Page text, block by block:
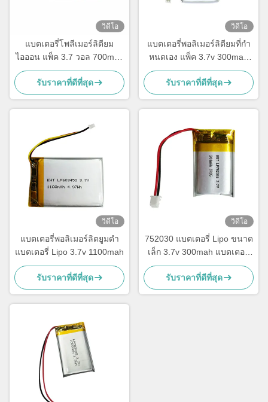
วิดีโอ
แบตเตอรี่โพลีเมอร์ลิตียม
ไอออน แพ็ค 3.7 วอล 700mah
แบตเตอรี่ LP423450
รับราคาที่ดีที่สุด
วิดีโอ
แบตเตอรี่พอลิเมอร์ลิตียมที่กํา
หนดเอง แพ็ค 3.7v 300mah
แบตเตอรี่ LiPo 402530
รับราคาที่ดีที่สุด
วิดีโอ
แบตเตอรี่พอลิเมอร์ลิตยูมดํา
แบตเตอรี่ Lipo 3.7v 1100mah
รับราคาที่ดีที่สุด
วิดีโอ
752030 แบตเตอรี่ Lipo ขนาด
เล็ก 3.7v 300mah แบตเตอรี่
Li Polymer สามารถชาร์จได้
รับราคาที่ดีที่สุด